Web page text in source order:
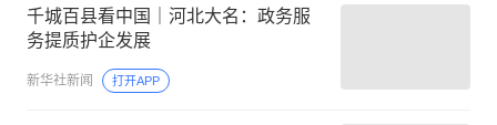
千城百县看中国｜河北大名：政务服
务提质护企发展
新华社新闻 打开APP